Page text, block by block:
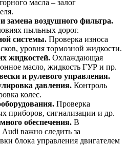
масла – залог
замена воздушного фильтра.
пыльных дорог.
системы. Проверка износа
уровня тормозной жидкости.
жидкостей. Охлаждающая
масло, жидкость ГУР и пр.
и рулевого управления.
давления. Контроль
колес.
Проверка
приборов, сигнализации и др.
обеспечения. В
важно следить за
блока управления двигателем